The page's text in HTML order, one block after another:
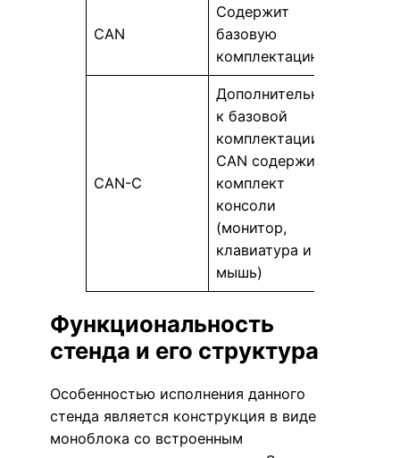
CAN
Содержит
базовую
комплектацию
CAN-C
Дополнительно
к базовой
комплектации
CAN содержит
комплект
консоли
(монитор,
клавиатура и
мышь)
Функциональность
стенда и его структура
Особенностью исполнения данного
стенда является конструкция в виде
моноблока со встроенным